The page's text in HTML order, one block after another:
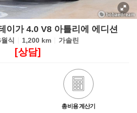
이가 4.0 V8 아틀리에 에디션
식 1,200 km 가솔린
[상담]
총비용 계산기